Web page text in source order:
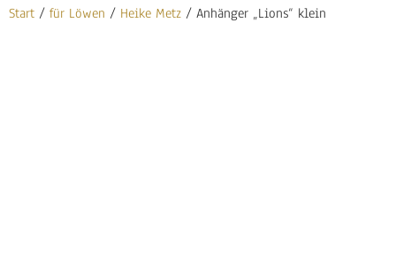
Start / für Löwen / Heike Metz / Anhänger „Lions“ klein